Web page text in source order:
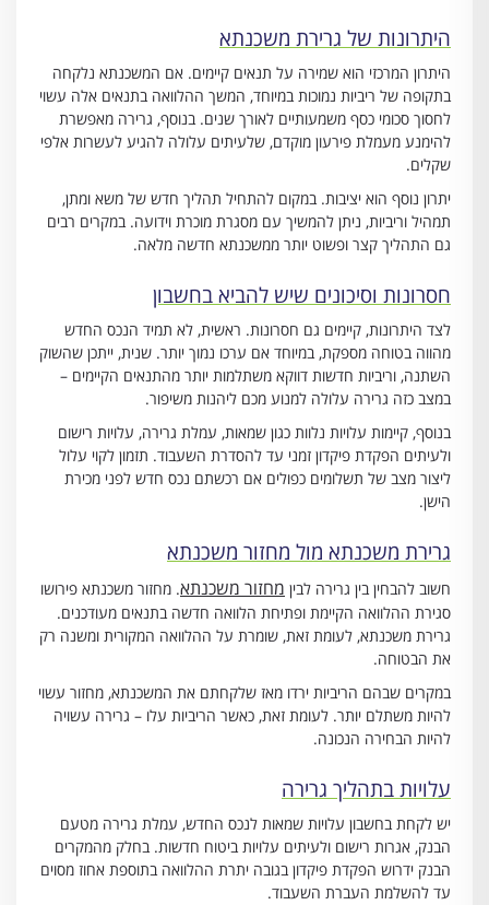
היתרונות של גרירת משכנתא
היתרון המרכזי הוא שמירה על תנאים קיימים. אם המשכנתא נלקחה
בתקופה של ריביות נמוכות במיוחד, המשך ההלוואה בתנאים אלה עשוי
לחסוך סכומי כסף משמעותיים לאורך שנים. בנוסף, גרירה מאפשרת
להימנע מעמלת פירעון מוקדם, שלעיתים עלולה להגיע לעשרות אלפי
שקלים.
יתרון נוסף הוא יציבות. במקום להתחיל תהליך חדש של משא ומתן,
תמהיל וריביות, ניתן להמשיך עם מסגרת מוכרת וידועה. במקרים רבים
גם התהליך קצר ופשוט יותר ממשכנתא חדשה מלאה.
חסרונות וסיכונים שיש להביא בחשבון
לצד היתרונות, קיימים גם חסרונות. ראשית, לא תמיד הנכס החדש
מהווה בטוחה מספקת, במיוחד אם ערכו נמוך יותר. שנית, ייתכן שהשוק
השתנה, וריביות חדשות דווקא משתלמות יותר מהתנאים הקיימים –
במצב כזה גרירה עלולה למנוע מכם ליהנות משיפור.
בנוסף, קיימות עלויות נלוות כגון שמאות, עמלת גרירה, עלויות רישום
ולעיתים הפקדת פיקדון זמני עד להסדרת השעבוד. תזמון לקוי עלול
ליצור מצב של תשלומים כפולים אם רכשתם נכס חדש לפני מכירת
הישן.
גרירת משכנתא מול מחזור משכנתא
חשוב להבחין בין גרירה לבין מחזור משכנתא. מחזור משכנתא פירושו
סגירת ההלוואה הקיימת ופתיחת הלוואה חדשה בתנאים מעודכנים.
גרירת משכנתא, לעומת זאת, שומרת על ההלוואה המקורית ומשנה רק
את הבטוחה.
במקרים שבהם הריביות ירדו מאז שלקחתם את המשכנתא, מחזור עשוי
להיות משתלם יותר. לעומת זאת, כאשר הריביות עלו – גרירה עשויה
להיות הבחירה הנכונה.
עלויות בתהליך גרירה
יש לקחת בחשבון עלויות שמאות לנכס החדש, עמלת גרירה מטעם
הבנק, אגרות רישום ולעיתים עלויות ביטוח חדשות. בחלק מהמקרים
הבנק ידרוש הפקדת פיקדון בגובה יתרת ההלוואה בתוספת אחוז מסוים
עד להשלמת העברת השעבוד.